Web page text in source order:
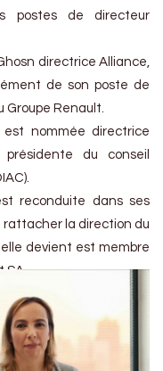
postes de directeur
directrice Alliance,
de son poste de
Renault.
est nommée directrice
du conseil
reconduite dans ses
rattacher la direction du
devient est membre
SA.